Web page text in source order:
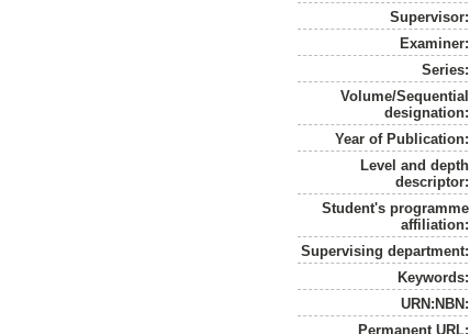
Supervisor:
Examiner:
Series:
Volume/Sequential
designation:
Year of Publication:
Level and depth
descriptor:
Student's programme
affiliation:
Supervising department:
Keywords:
URN:NBN:
Permanent URL: